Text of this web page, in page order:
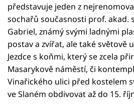
představuje jeden z
sochařů současnosti prof. akad.
Gabriel, známý svými ladnými
postav a zvířat, ale také světově
Jezdce s koňmi, který se zcela
Masarykově náměstí, či
Vinařického ulici před kostelem
ve Slaném obdivovat až do 15.